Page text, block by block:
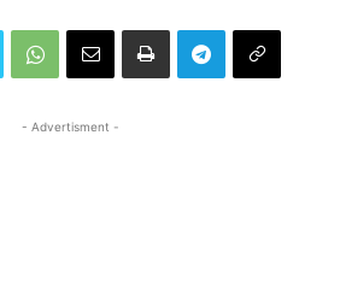
- Advertisment -